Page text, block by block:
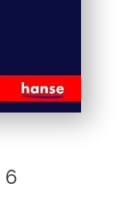
6